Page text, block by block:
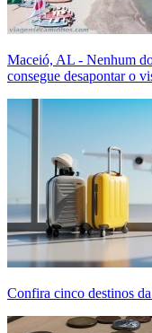
Maceió, AL - Nenhum
consegue desapontar o
Confira cinco destinos